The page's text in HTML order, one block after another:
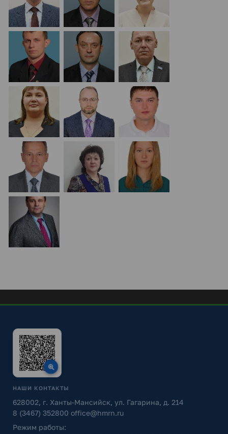
НАШИ КОНТАКТЫ
628002, г. Ханты-Мансийск, ул. Гагарина, д. 214
8 (3467) 352800 office@hmrn.ru
Режим работы: